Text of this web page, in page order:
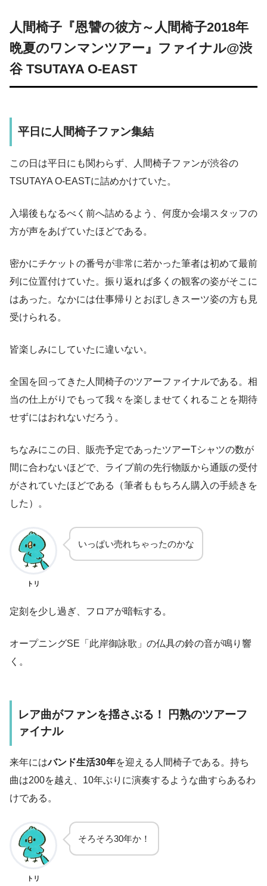
人間椅子『恩讐の彼方～人間椅子2018年
晩夏のワンマンツアー』ファイナル@渋
谷 TSUTAYA O-EAST
平日に人間椅子ファン集結
この日は平日にも関わらず、人間椅子ファンが渋谷の
TSUTAYA O-EASTに詰めかけていた。
入場後もなるべく前へ詰めるよう、何度か会場スタッフの
方が声をあげていたほどである。
密かにチケットの番号が非常に若かった筆者は初めて最前
列に位置付けていた。振り返れば多くの観客の姿がそこに
はあった。なかには仕事帰りとおぼしきスーツ姿の方も見
受けられる。
皆楽しみにしていたに違いない。
全国を回ってきた人間椅子のツアーファイナルである。相
当の仕上がりでもって我々を楽しませてくれることを期待
せずにはおれないだろう。
ちなみにこの日、販売予定であったツアーTシャツの数が
間に合わないほどで、ライブ前の先行物販から通販の受付
がされていたほどである（筆者ももちろん購入の手続きを
した）。
トリ
いっぱい売れちゃったのかな
定刻を少し過ぎ、フロアが暗転する。
オープニングSE「此岸御詠歌」の仏具の鈴の音が鳴り響
く。
レア曲がファンを揺さぶる！ 円熟のツアーフ
ァイナル
来年にはバンド生活30年を迎える人間椅子である。持ち
曲は200を越え、10年ぶりに演奏するような曲すらあるわ
けである。
トリ
そろそろ30年か！